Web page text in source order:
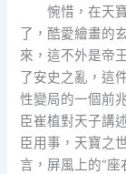
惋惜，在天
了，酷愛繪畫的
來，這不外是帝
了安史之亂，這
性變局的一個前
臣崔植對天子講
臣用事，天寶之
言，屏風上的“